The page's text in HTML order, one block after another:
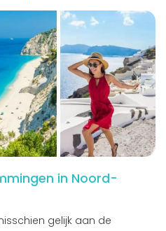
in Noord-
gelijk aan de